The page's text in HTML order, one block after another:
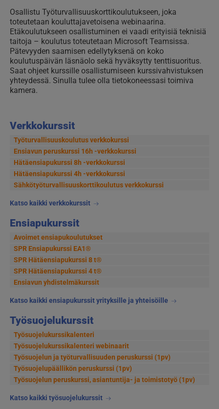
Verkkokurssit
Työturvallisuuskoulutus verkkokurssi
Ensiavun peruskurssi 16h -verkkokurssi
Hätäensiapukurssi 8h -verkkokurssi
Hätäensiapukurssi 4h -verkkokurssi
Sähkötyöturvallisuus­korttikoulutus verkkokurssi
Katso kaikki verkkokurssit
Ensiapukurssit
Avoimet ensiapukoulutukset
SPR Ensiapukurssi EA1®
SPR Hätäensiapukurssi 8 t®
SPR Hätäensiapukurssi 4 t®
Ensiavun yhdistelmäkurssit
Katso kaikki ensiapukurssit yrityksille ja yhteisöille
Työsuojelukurssit
Työsuojelukurssikalenteri
Työsuojelukurssikalenteri webinaarit
Työsuojelun ja työturvallisuuden peruskurssi (1pv)
Työsuojelupäällikön peruskurssi (1pv)
Työsuojelun peruskurssi, asiantuntija- ja toimistotyö (1pv)
Katso kaikki työsuojelukurssit
Osallistu Työturvallisuuskorttikoulutukseen, joka
toteutetaan kouluttajavetoisena webinaarina.
Etäkoulutukseen osallistuminen ei vaadi erityisiä teknisiä
taitoja – koulutus toteutetaan Microsoft Teamsissa.
Pätevyyden saamisen edellytyksenä on koko
koulutuspäivän läsnäolo sekä hyväksytty tenttisuoritus.
Saat ohjeet kurssille osallistumiseen kurssivahvistuksen
yhteydessä. Sinulla tulee olla tietokoneessasi toimiva
kamera.